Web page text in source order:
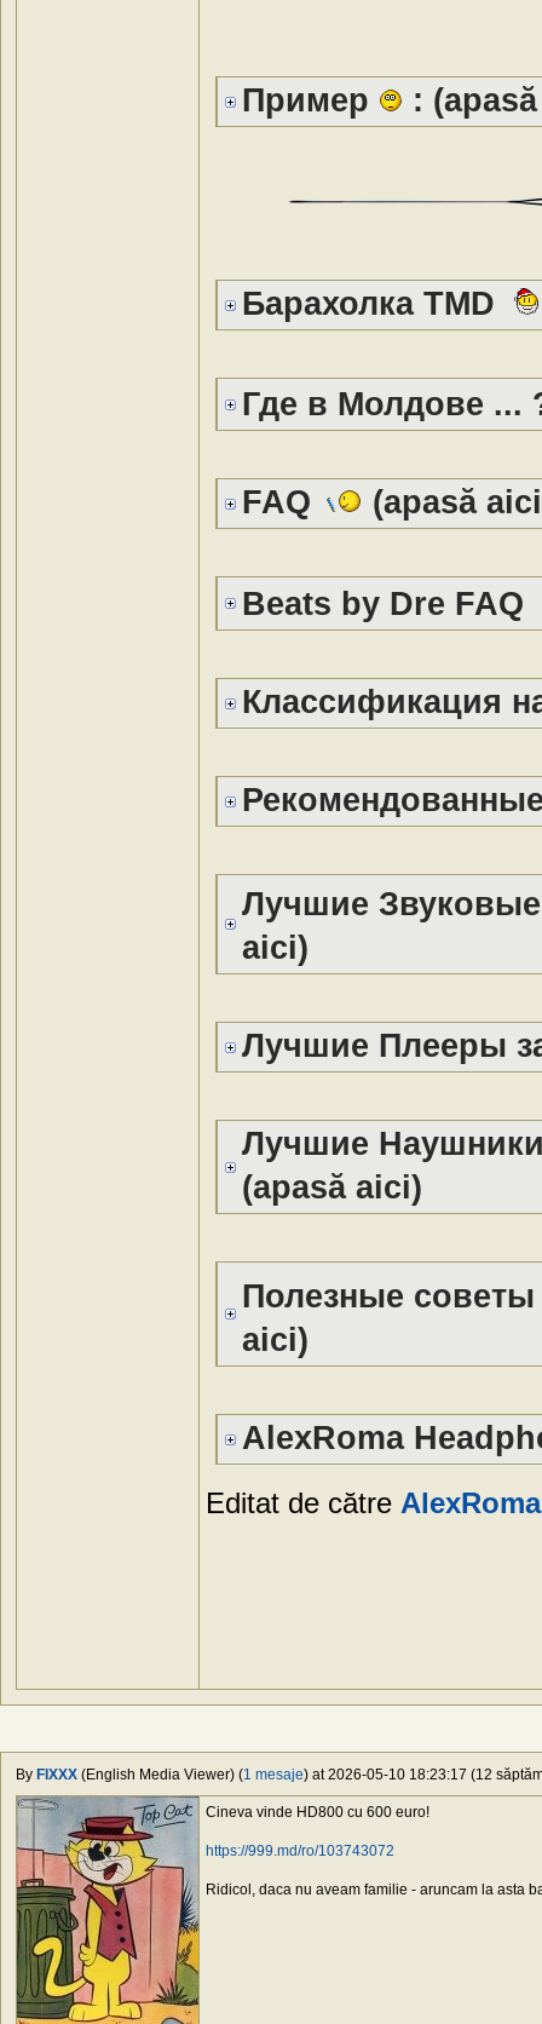
Пример :
Барахолка TMD
Где в Молдове ...
FAQ (apasă
Beats by Dre FAQ
Классификация
Лучшие
aici)
Лучшие Плееры
Лучшие
(apasă aici)
Полезные
aici)
AlexRoma
Editat de către AlexRoma
By FIXXX (English Media Viewer) (1 mesaje) at 2026-05-10 18:23:17 (12
Cineva vinde HD800 cu 600 euro!
https://999.md/ro/103743072
Ridicol, daca nu aveam familie - aruncam la asta